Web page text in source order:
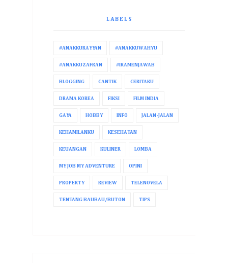
LABELS
#ANAKKURAYYAN #ANAKKUWAHYU
#ANAKKUZAFRAN #IRAMENJAWAB
BLOGGING CANTIK CERITAKU
DRAMA KOREA FIKSI FILM INDIA
GAYA HOBBY INFO JALAN-JALAN
KEHAMILANKU KESEHATAN
KEUANGAN KULINER LOMBA
MY JOB MY ADVENTURE OPINI
PROPERTY REVIEW TELENOVELA
TENTANG BAUBAU/BUTON TIPS